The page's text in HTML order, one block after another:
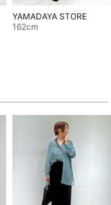
YAMADAYA STORE
162cm